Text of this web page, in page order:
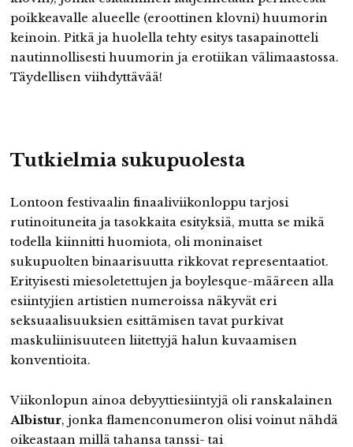
poikkeavalle alueelle (eroottinen klovni) huumorin
keinoin. Pitkä ja huolella tehty esitys tasapainotteli
nautinnollisesti huumorin ja erotiikan välimaastossa.
Täydellisen viihdyttävää!
Tutkielmia sukupuolesta
Lontoon festivaalin finaaliviikonloppu tarjosi
rutinoituneita ja tasokkaita esityksiä, mutta se mikä
todella kiinnitti huomiota, oli moninaiset
sukupuolten binaarisuutta rikkovat representaatiot.
Erityisesti miesoletettujen ja boylesque-määreen alla
esiintyjien artistien numeroissa näkyvät eri
seksuaalisuuksien esittämisen tavat purkivat
maskuliinisuuteen liitettyjä halun kuvaamisen
konventioita.
Viikonlopun ainoa debyyttiesiintyjä oli ranskalainen
Albistur, jonka flamenconumeron olisi voinut nähdä
oikeastaan millä tahansa tanssi- tai